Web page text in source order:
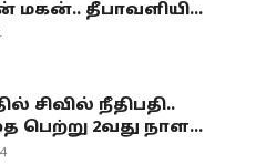
மகன்.. தீபாவளியி...
சிவில் நீதிபதி..
பெற்று 2வது நாள...